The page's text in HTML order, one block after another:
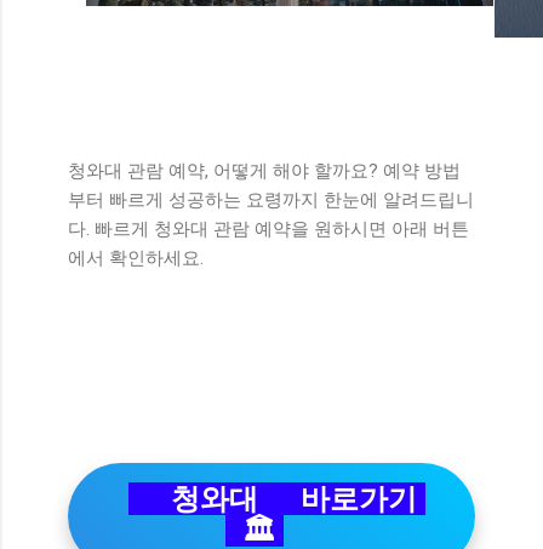
청와대 관람 예약, 어떻게 해야 할까요? 예약 방법
부터 빠르게 성공하는 요령까지 한눈에 알려드립니
다. 빠르게 청와대 관람 예약을 원하시면 아래 버튼
에서 확인하세요.
청와대 바로가기
🏛️